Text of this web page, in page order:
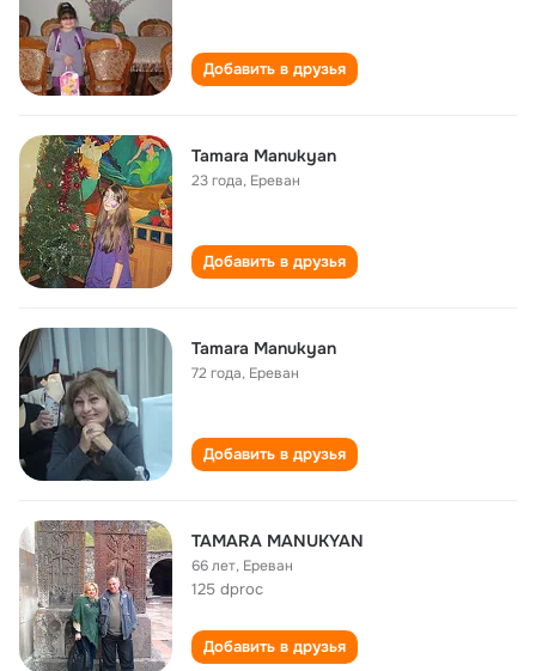
Добавить в друзья
Tamara Manukyan
23 года, Ереван
Добавить в друзья
Tamara Manukyan
72 года, Ереван
Добавить в друзья
TAMARA MANUKYAN
66 лет, Ереван
125 dproc
Добавить в друзья